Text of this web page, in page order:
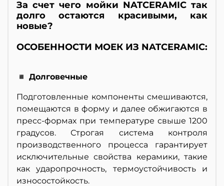
За счет чего мойки NATCERAMIC так
долго остаются красивыми, как
новые?
ОСОБЕННОСТИ МОЕК ИЗ NATCERAMIC:
◾ Долговечные
Подготовленные компоненты смешиваются,
помещаются в форму и далее обжигаются в
пресс-формах при температуре свыше 1200
градусов. Строгая система контроля
производственного процесса гарантирует
исключительные свойства керамики, такие
как ударопрочность, термоустойчивость и
износостойкость.